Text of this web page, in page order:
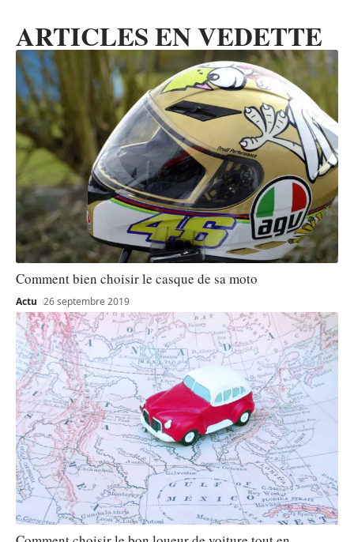
ARTICLES EN VEDETTE
Comment bien choisir le casque de sa moto
Actu 26 septembre 2019